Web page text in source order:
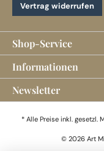
Vertrag widerrufen
Shop-Service
Informationen
Newsletter
* Alle Preise inkl. gesetzl.
© 2026 Art